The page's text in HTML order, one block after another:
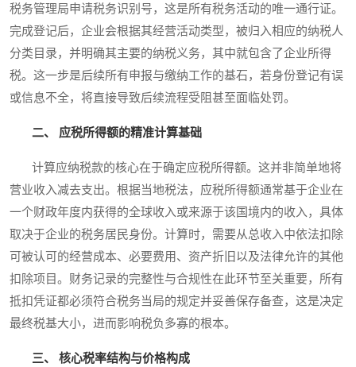
税务管理局申请税务识别号，这是所有税务活动的唯一通行证。
完成登记后，企业会根据其经营活动类型，被归入相应的纳税人
分类目录，并明确其主要的纳税义务，其中就包含了企业所得
税。这一步是后续所有申报与缴纳工作的基石，若身份登记有误
或信息不全，将直接导致后续流程受阻甚至面临处罚。
二、 应税所得额的精准计算基础
计算应纳税款的核心在于确定应税所得额。这并非简单地将
营业收入减去支出。根据当地税法，应税所得额通常基于企业在
一个财政年度内获得的全球收入或来源于该国境内的收入，具体
取决于企业的税务居民身份。计算时，需要从总收入中依法扣除
可被认可的经营成本、必要费用、资产折旧以及法律允许的其他
扣除项目。财务记录的完整性与合规性在此环节至关重要，所有
抵扣凭证都必须符合税务当局的规定并妥善保存备查，这是决定
最终税基大小，进而影响税负多寡的根本。
三、 核心税率结构与价格构成